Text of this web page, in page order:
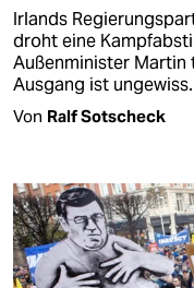
Irlands
droht eine
Außenminister Martin
Ausgang ist ungewiss.
Von Ralf Sotscheck